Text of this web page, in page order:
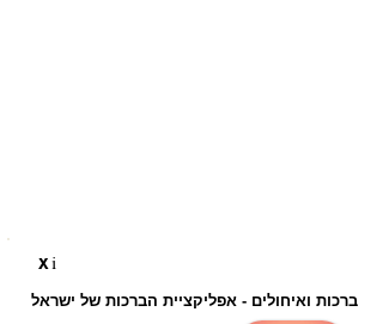
Xi
ברכות ואיחולים - אפליקציית הברכות של ישראל